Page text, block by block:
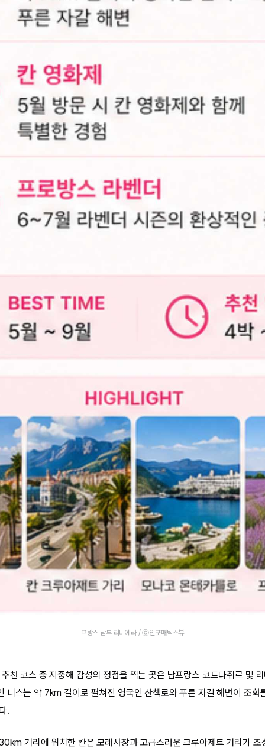
프랑스 남부 리비에라 / ⓒ인포매틱스뷰
천 코스 중 지중해 감성의 정점을 찍는 곳은 남프랑스 코트다쥐르 및
니스는 약 7km 길이로 펼쳐진 영국인 산책로와 푸른 자갈 해변이 조화
.
거리에 위치한 칸은 모래사장과 고급스러운 크루아제트 거리가 조